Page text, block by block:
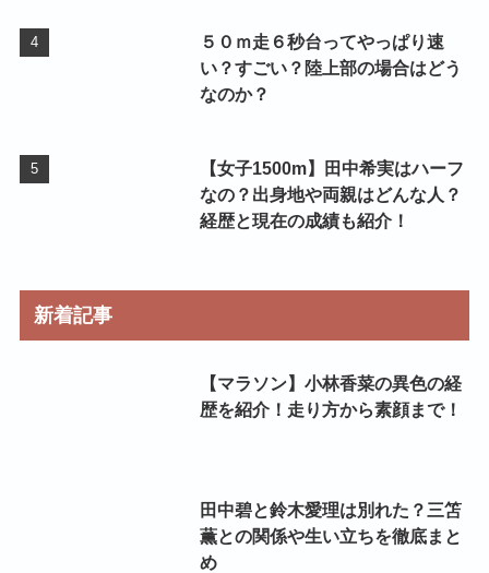
５０ｍ走６秒台ってやっぱり速
い？すごい？陸上部の場合はどう
なのか？
【女子1500m】田中希実はハーフ
なの？出身地や両親はどんな人？
経歴と現在の成績も紹介！
新着記事
【マラソン】小林香菜の異色の経
歴を紹介！走り方から素顔まで！
田中碧と鈴木愛理は別れた？三笘
薫との関係や生い立ちを徹底まと
め